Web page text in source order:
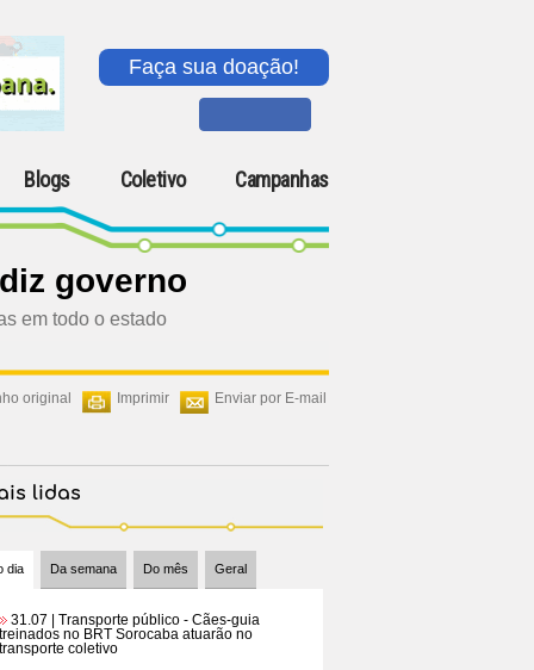
Faça sua doação!
Blogs Coletivo Campanhas
governo
em todo o estado
Enviar por E-mail
Imprimir
original
lidas
dia Da semana Do mês Geral
31.07 | Transporte público - Cães-guia
treinados no BRT Sorocaba atuarão no
transporte coletivo